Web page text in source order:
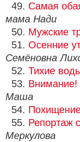
49. Самая
мама Нади
50. Мужские
51. Осенние
Семёновна
52. Тихие
53. Внимание!
Маша
54.
55. Репортаж
Меркулова